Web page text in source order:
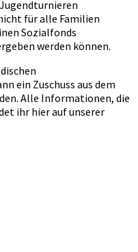
für alle Familien
Sozialfonds
werden können.
ein Zuschuss aus dem
Alle Informationen, die
ihr hier auf unserer